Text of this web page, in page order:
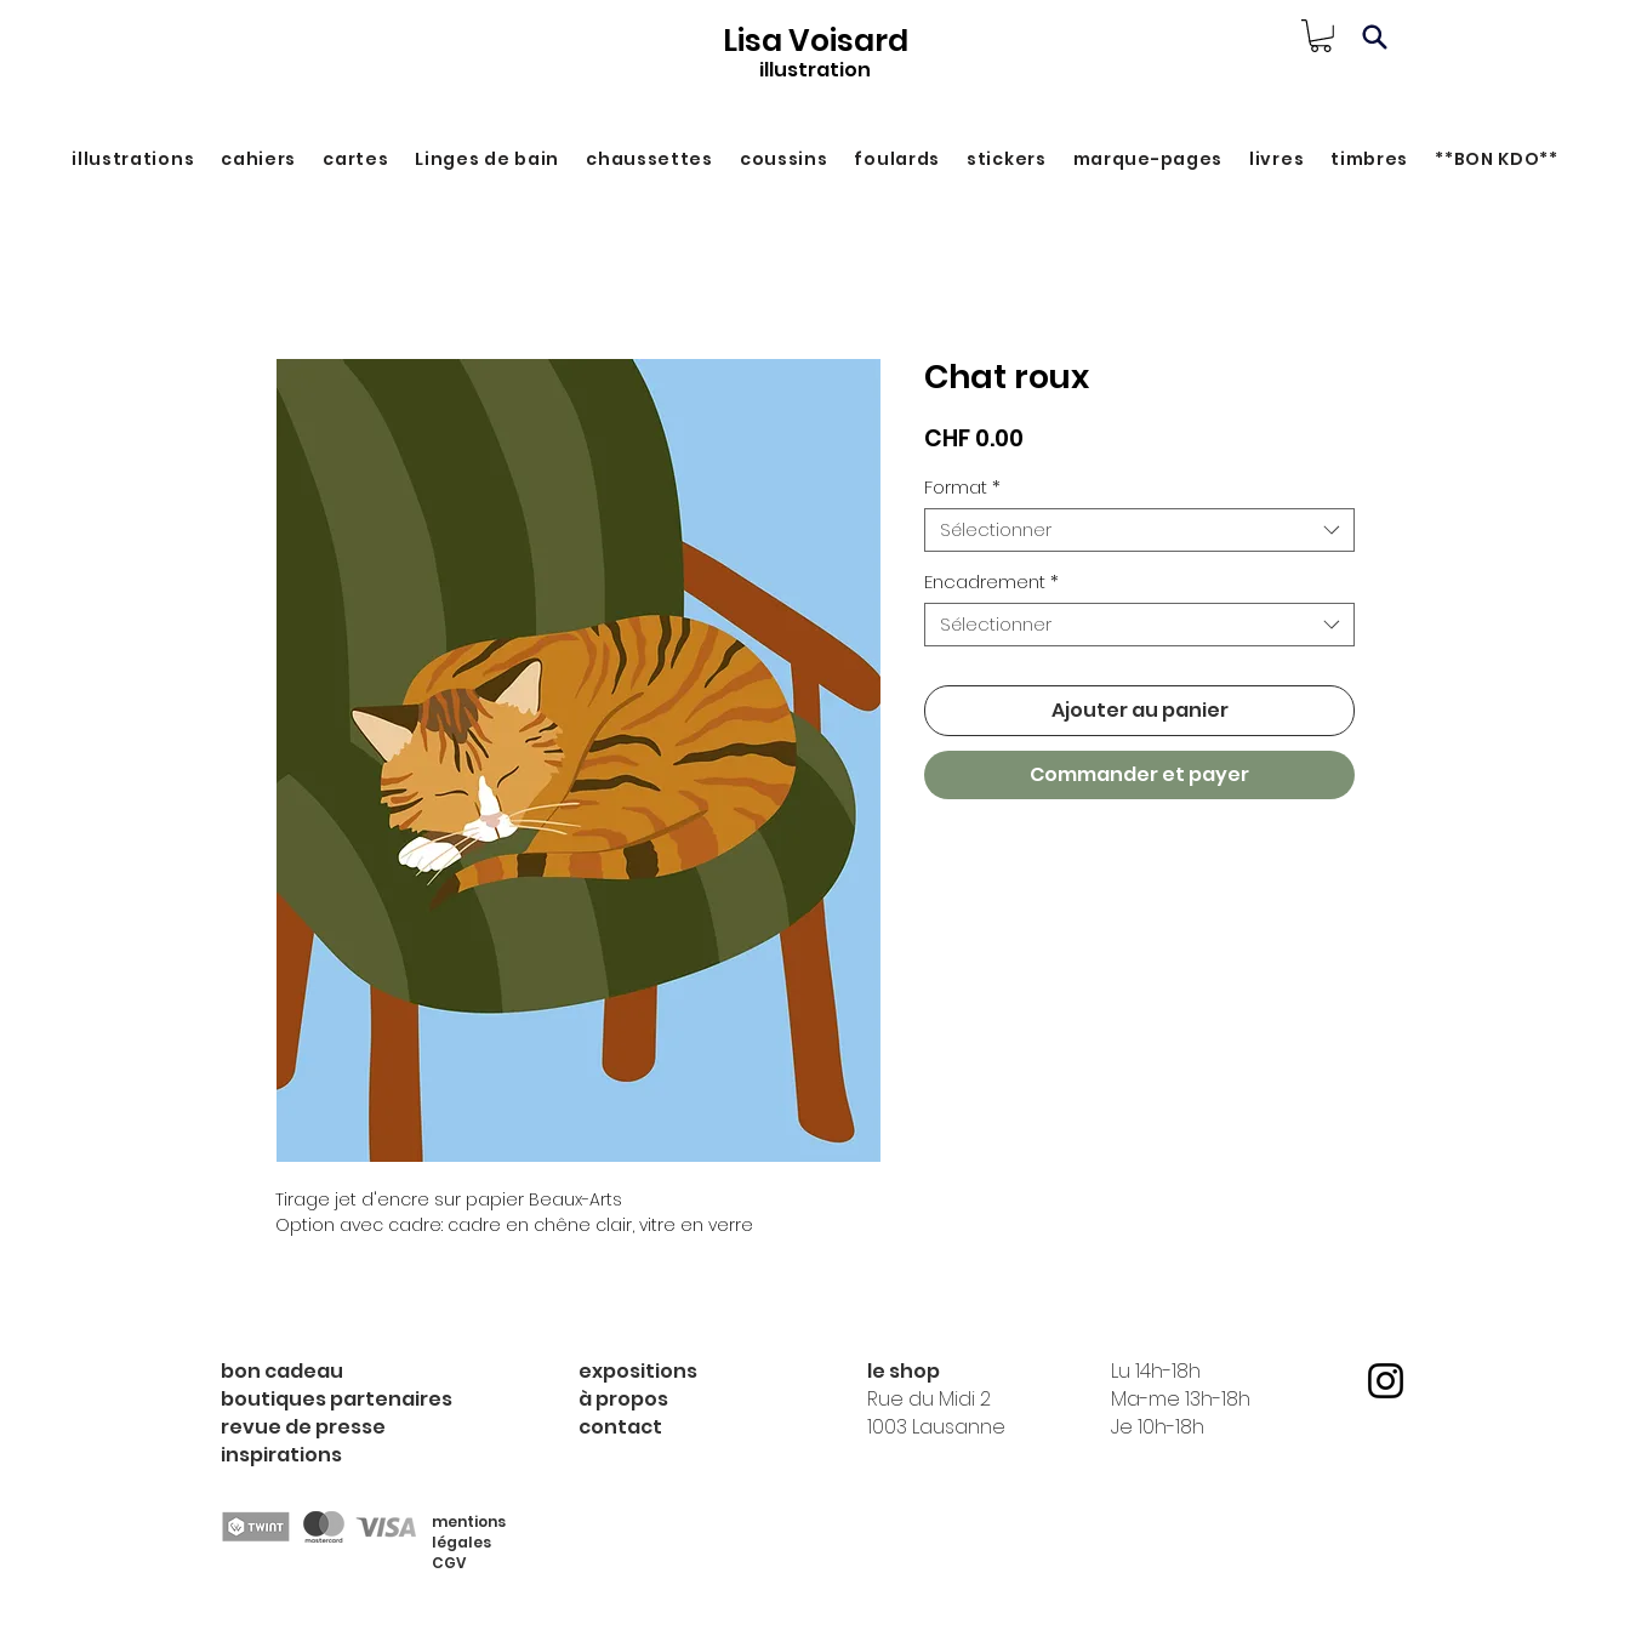
Lisa Voisard
illustration
illustrations cahiers cartes Linges de bain chaussettes coussins foulards stickers marque-pages livres timbres **BON KDO**
Tirage jet d'encre sur papier Beaux-Arts
Option avec cadre: cadre en chêne clair, vitre en verre
Chat roux
CHF 0.00
Format*
Sélectionner
Encadrement*
Sélectionner
Ajouter au panier
Commander et payer
bon cadeau
boutiques partenaires
revue de presse
expositions
à propos
contact
inspirations
mentions
légales
CGV
le shop
Rue du Midi 2
1003 Lausanne
Lu 14h-18h
Ma-me 13h-18h
Je 10h-18h